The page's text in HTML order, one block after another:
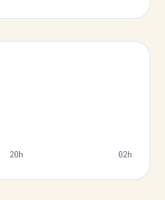
20h 02h